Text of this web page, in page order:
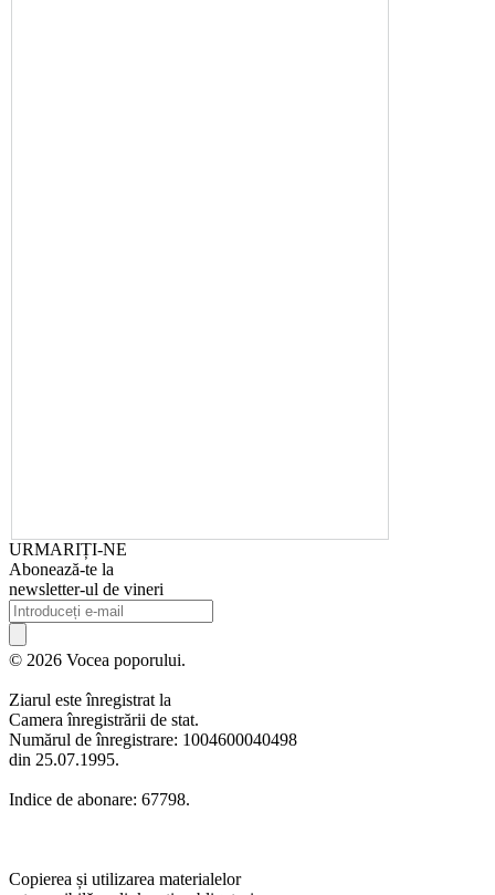
URMARIȚI-NE
Abonează-te la
newsletter-ul de vineri
© 2026 Vocea poporului.
Ziarul este înregistrat la
Camera înregistrării de stat.
Numărul de înregistrare: 1004600040498
din 25.07.1995.
Indice de abonare: 67798.
Copierea și utilizarea materialelor